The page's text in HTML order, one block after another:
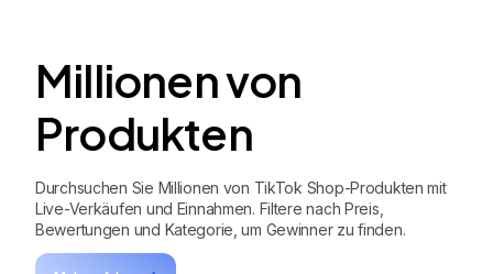
Millionen von
Produkten
Durchsuchen Sie Millionen von TikTok Shop-Produkten mit
Live-Verkäufen und Einnahmen. Filtere nach Preis,
Bewertungen und Kategorie, um Gewinner zu finden.